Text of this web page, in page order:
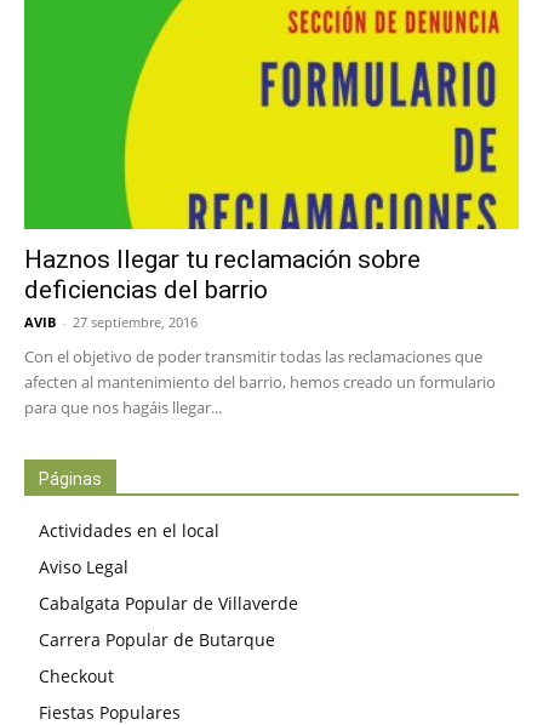
Haznos llegar tu reclamación sobre
deficiencias del barrio
AVIB - 27 septiembre, 2016
Con el objetivo de poder transmitir todas las reclamaciones que
afecten al mantenimiento del barrio, hemos creado un formulario
para que nos hagáis llegar...
Páginas
Actividades en el local
Aviso Legal
Cabalgata Popular de Villaverde
Carrera Popular de Butarque
Checkout
Fiestas Populares